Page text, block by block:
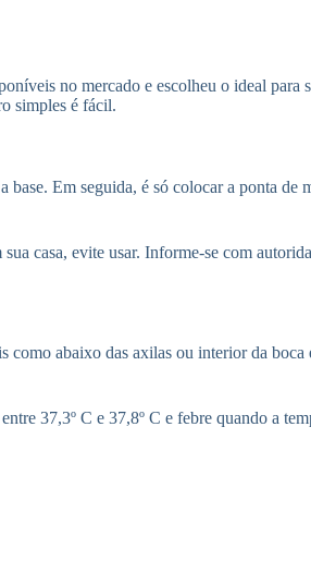
no mercado e escolheu o ideal para
simples é fácil.
Em seguida, é só colocar a ponta de
casa, evite usar. Informe-se com
abaixo das axilas ou interior da
37,3º C e 37,8º C e febre quando a